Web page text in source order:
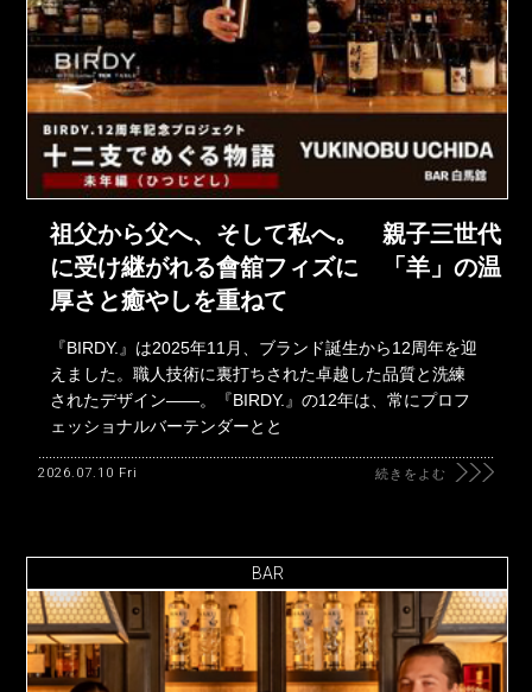
祖父から父へ、そして私へ。 親子三世代
に受け継がれる會舘フィズに 「羊」の温
厚さと癒やしを重ねて
『BIRDY.』は2025年11月、ブランド誕生から12周年を迎
えました。職人技術に裏打ちされた卓越した品質と洗練
されたデザイン――。『BIRDY.』の12年は、常にプロフ
ェッショナルバーテンダーとと
2026.07.10 Fri 続きをよむ
BAR